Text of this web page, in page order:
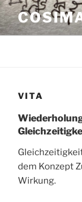
Zum
Inhalt
springen
VITA
dem Konzept
Wirkung.